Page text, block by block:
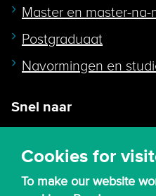
Cookies for
To make our website
Master en master-na-
Postgraduaat
Navormingen en
Snel naar
Webmail
Canvas